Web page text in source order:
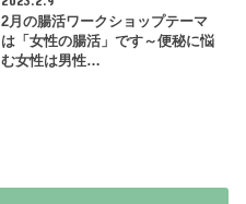
2月の腸活ワークショップテーマ
は「女性の腸活」です～便秘に悩
む女性は男性…